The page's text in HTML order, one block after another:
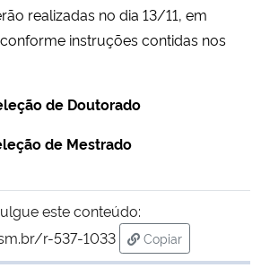
realizadas no dia 13/11, em
instruções contidas nos
de Doutorado
de Mestrado
este conteúdo:
r-537-1033
Copiar
para área de